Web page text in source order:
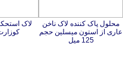
محلول پاک کننده لاک ناخن
عاری از استون میسلین حجم
125 میل
لاک
کوزارت 10